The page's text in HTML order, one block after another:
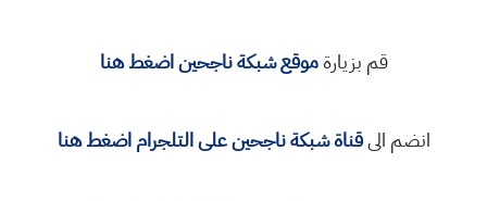
قم بزيارةموقع شبكة ناجحين اضغط هنا
انضم الىقناة شبكة ناجحين على التلجرام اضغط هنا